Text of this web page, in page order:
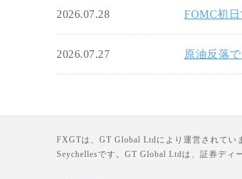
2026.07.28 FOMC初
2026.07.27 原油反落
FXGTは、GT Global Ltdにより運営されてい
Seychellesです。GT Global Ltdは、証券ディ